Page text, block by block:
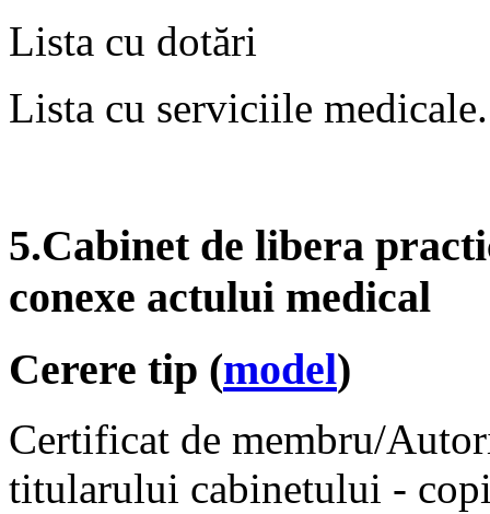
Lista cu dotări
Lista cu serviciile medicale.
5.Cabinet de libera
conexe actului medical
Cerere tip (model)
Certificat de membru/
titularului cabinetului -